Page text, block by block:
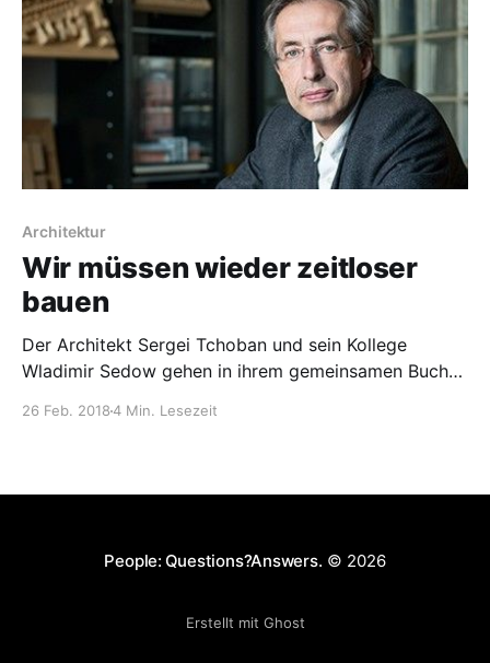
Architektur
Wir müssen wieder zeitloser
bauen
Der Architekt Sergei Tchoban und sein Kollege
Wladimir Sedow gehen in ihrem gemeinsamen Buch
26 Feb. 20184 Min. Lesezeit
People: Questions?Answers. © 2026
Erstellt mit Ghost